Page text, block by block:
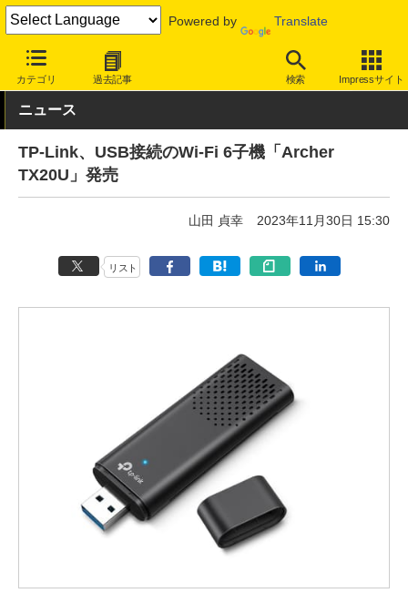
Powered by Translate
カテゴリ 過去記事 検索 Impressサイト
INTERNET Watch ハードウェア 無線LAN
ニュース
TP-Link、USB接続のWi-Fi 6子機「Archer
TX20U」発売
山田 貞幸 2023年11月30日 15:30
リスト